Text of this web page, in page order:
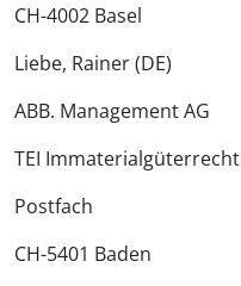
CH-4002 Basel
Liebe, Rainer (DE)
ABB. Management AG
TEI Immaterialgüterrecht
Postfach
CH-5401 Baden